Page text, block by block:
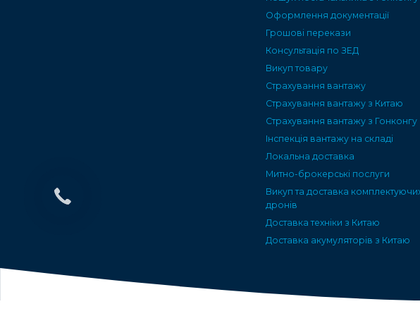
Оформлення документації
Грошові перекази
Консультація по ЗЕД
Викуп товару
Страхування вантажу
Страхування вантажу з Китаю
Страхування вантажу з Гонконгу
Інспекція вантажу на складі
Локальна доставка
Митно-брокерські послуги
Викуп та доставка
дронів
Доставка техніки з Китаю
Доставка акумуляторів з Китаю